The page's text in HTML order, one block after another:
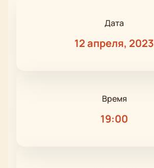
Дата
12 апреля, 2023
Время
19:00